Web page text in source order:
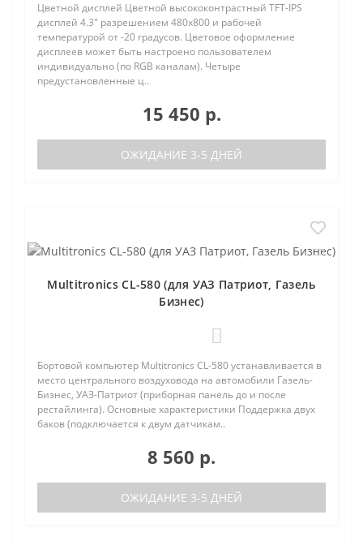
Цветной дисплей Цветной высококонтрастный TFT-IPS
дисплей 4.3" разрешением 480х800 и рабочей
температурой от -20 градусов. Цветовое оформление
дисплеев может быть настроено пользователем
индивидуально (по RGB каналам). Четыре
предустановленные ц..
15 450 р.
ОЖИДАНИЕ 3-5 ДНЕЙ
Multitronics CL-580 (для УАЗ Патриот, Газель
Бизнес)
Бортовой компьютер Multitronics CL-580 устанавливается в
место центрального воздуховода на автомобили Газель-
Бизнес, УАЗ-Патриот (приборная панель до и после
рестайлинга). Основные характеристики Поддержка двух
баков (подключается к двум датчикам..
8 560 р.
ОЖИДАНИЕ 3-5 ДНЕЙ